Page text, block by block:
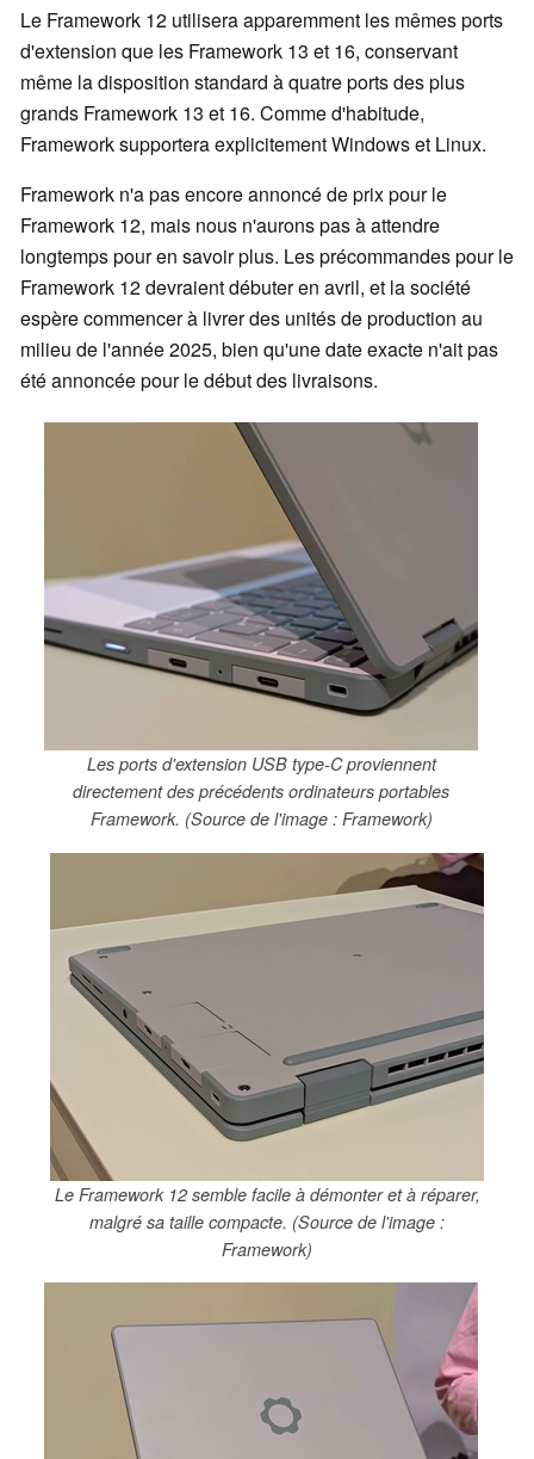
Le Framework 12 utilisera apparemment les mêmes ports
d'extension que les Framework 13 et 16, conservant
même la disposition standard à quatre ports des plus
grands Framework 13 et 16. Comme d'habitude,
Framework supportera explicitement Windows et Linux.
Framework n'a pas encore annoncé de prix pour le
Framework 12, mais nous n'aurons pas à attendre
longtemps pour en savoir plus. Les précommandes pour le
Framework 12 devraient débuter en avril, et la société
espère commencer à livrer des unités de production au
milieu de l'année 2025, bien qu'une date exacte n'ait pas
été annoncée pour le début des livraisons.
Les ports d'extension USB type-C proviennent
directement des précédents ordinateurs portables
Framework. (Source de l'image : Framework)
Le Framework 12 semble facile à démonter et à réparer,
malgré sa taille compacte. (Source de l'image :
Framework)